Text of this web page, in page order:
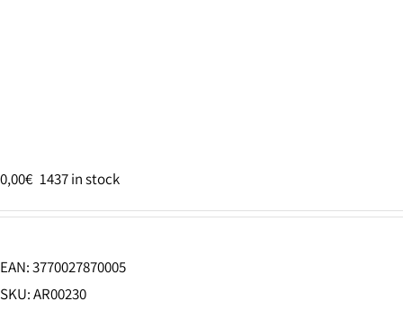
0,00€ 1437 in stock
EAN:3770027870005
SKU:AR00230